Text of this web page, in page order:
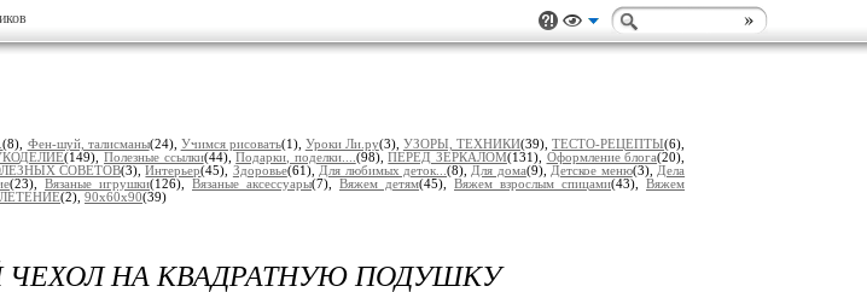
(8), Фен-шуй, талисманы(24), Учимся рисовать(1), Уроки Ли.ру(3), УЗОРЫ, ТЕХНИКИ(39), ТЕСТО-РЕЦЕПТЫ(6),
(149),Полезные ссылки(44),Подарки, поделки.... (98),ПЕРЕД ЗЕРКАЛОМ(131), Оформление блога(20),
СОВЕТОВ(3),Интерьер(45), Здоровье(61), Для любимых деток...(8), Для дома(9), Детское меню(3), Дела
(23), Вязаные игрушки(126), Вязаные аксессуары(7), Вяжем детям(45), Вяжем взрослым спицами(43), Вяжем
(2), 90х60х90(39)
НА КВАДРАТНУЮ ПОДУШКУ